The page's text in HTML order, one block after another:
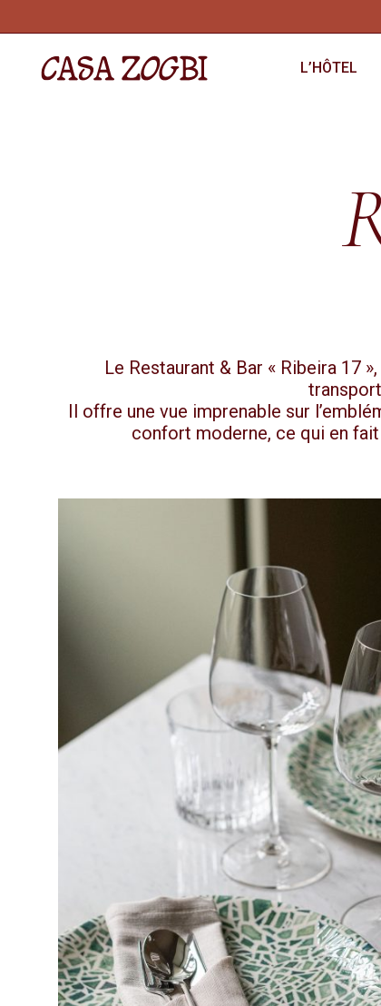
L’HÔTEL
Le Restaurant & Bar « Ribeira 17
Il offre une vue imprenable sur
confort moderne, ce qui en